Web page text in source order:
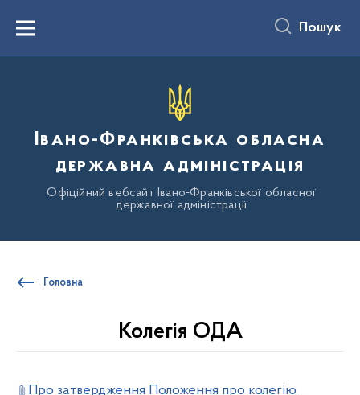
вмістуMenu Пошук
Івано-Франківська обласна
державна адміністрація
Офіційний вебсайт Івано-Франківської обласної
державної адміністрації
Головна
Колегія ОДА
Про затвердження Положення про колегію